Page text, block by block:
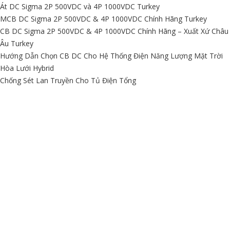
Át DC Sigma 2P 500VDC và 4P 1000VDC Turkey
MCB DC Sigma 2P 500VDC & 4P 1000VDC Chính Hãng Turkey
CB DC Sigma 2P 500VDC & 4P 1000VDC Chính Hãng – Xuất Xứ Châu
Âu Turkey
Hướng Dẫn Chọn CB DC Cho Hệ Thống Điện Năng Lượng Mặt Trời
Hòa Lưới Hybrid
Chống Sét Lan Truyền Cho Tủ Điện Tổng